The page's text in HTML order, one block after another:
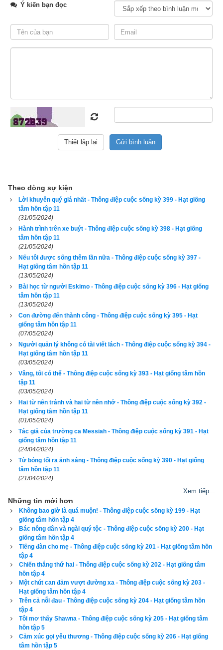
- Vâng - Tommy trả lời cô - Các anh của em lúc nào cũng cho
xemvm.com. Lịch vạn niên của chúng tôi không chỉ có các
tính năng cơ bản như đổi lịch dương sang lịch âm,
xem ngày giờ Hoàng Đạo – Hắc Đạo
theo Lục Diệu
xem ngày theo Đổng Công tuyển nhật (12
trực), Bành Tổ kỵ nhật
chọn hướng tốt xuất hành
Quỷ Cốc Tử, xem ngày tốt xấu theo dân gian…nên vinh dự
được độc giả bình chọn là phần mềm lịch vạn niên số 1 hiện
nay. Phiên bản lịch vạn niên 2023 hoàn toàn mới của chúng tôi
không những giao diện đẹp, dễ sử dụng mà còn luận giải
chính xác và chi tiết từng mục giúp độc giả dễ dàng lựa chọn
được ngày tốt, giờ đẹp để khởi sự công việc. Hãy thử một lần
để cảm nhận sự khác biệt so với các phần mềm lịch vạn sự
khác.
Lịch vạn niên - Chọn giờ tốt ngày đẹp
Ngày cần xem
Ngày khởi sự (DL)
Giờ khởi sự
Tác giả bài viết:Thầy Uri – Tổng biên tập chuyên mục giác ngộ
Nguồn tin:
Ý kiến bạn đọc
Theo dòng sự kiện
Lời khuyên quý giá nhất - Thông điệp cuộc sống kỳ 399 - Hạt giống
tâm hồn tập 11
(31/05/2024)
Hành trình trên xe buýt - Thông điệp cuộc sống kỳ 398 - Hạt giống
tâm hồn tập 11
(21/05/2024)
Nếu tôi được sống thêm lần nữa - Thông điệp cuộc sống kỳ 397 -
Hạt giống tâm hồn tập 11
(13/05/2024)
Bài học từ người Eskimo - Thông điệp cuộc sống kỳ 396 - Hạt giống
tâm hồn tập 11
(13/05/2024)
Con đường đến thành công - Thông điệp cuộc sống kỳ 395 - Hạt
giống tâm hồn tập 11
(07/05/2024)
Người quản lý không có tài viết lách - Thông điệp cuộc sống kỳ 394 -
Hạt giống tâm hồn tập 11
(03/05/2024)
Vâng, tôi có thể - Thông điệp cuộc sống kỳ 393 - Hạt giống tâm hồn
tập 11
(03/05/2024)
Hai từ nên tránh và hai từ nên nhớ - Thông điệp cuộc sống kỳ 392 -
Hạt giống tâm hồn tập 11
(01/05/2024)
Tác giả của trường ca Messiah - Thông điệp cuộc sống kỳ 391 - Hạt
giống tâm hồn tập 11
(24/04/2024)
Từ bóng tối ra ánh sáng - Thông điệp cuộc sống kỳ 390 - Hạt giống
tâm hồn tập 11
(21/04/2024)
Xem tiếp...
Những tin mới hơn
Không bao giờ là quá muộn! - Thông điệp cuộc sống kỳ 199 - Hạt
giống tâm hồn tập 4
Bác nông dân và ngài quý tộc - Thông điệp cuộc sống kỳ 200 - Hạt
giống tâm hồn tập 4
Tiếng đàn cho mẹ - Thông điệp cuộc sống kỳ 201 - Hạt giống tâm hồn
tập 4
Chiến thắng thứ hai - Thông điệp cuộc sống kỳ 202 - Hạt giống tâm
hồn tập 4
Một chút can đảm vượt đường xa - Thông điệp cuộc sống kỳ 203 -
Hạt giống tâm hồn tập 4
Trên cả nỗi đau - Thông điệp cuộc sống kỳ 204 - Hạt giống tâm hồn
tập 4
Tôi mơ thấy Shawna - Thông điệp cuộc sống kỳ 205 - Hạt giống tâm
hồn tập 5
Cảm xúc gọi yêu thương - Thông điệp cuộc sống kỳ 206 - Hạt giống
tâm hồn tập 5